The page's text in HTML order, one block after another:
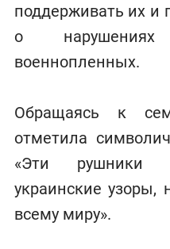
поддерживать их и
о
военнопленных.
Обращаясь к
отметила
«Эти рушники
украинские узоры,
всему миру».